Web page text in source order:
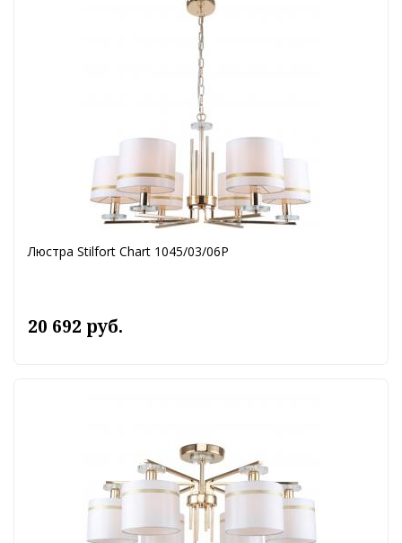
Люстра Stilfort Chart 1045/03/06P
20 692 руб.